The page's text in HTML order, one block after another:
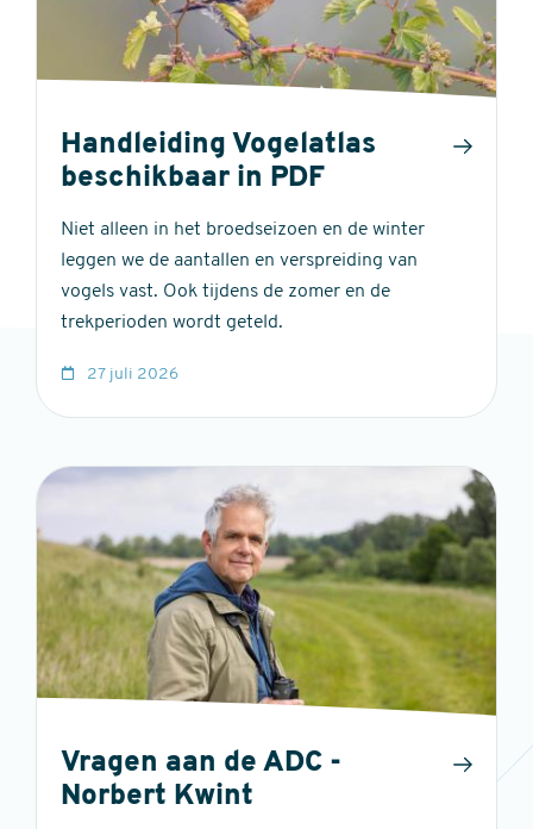
Handleiding Vogelatlas
beschikbaar in PDF
Niet alleen in het broedseizoen en de winter
leggen we de aantallen en verspreiding van
vogels vast. Ook tijdens de zomer en de
trekperioden wordt geteld.
27 juli 2026
Vragen aan de ADC -
Norbert Kwint